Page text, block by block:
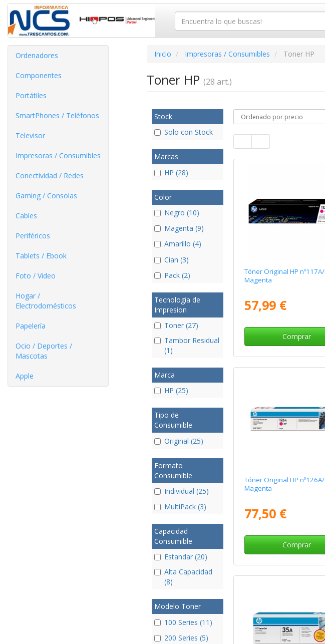
Ordenadores
Componentes
Portátiles
SmartPhones / Teléfonos
Televisor
Impresoras / Consumibles
Conectividad / Redes
Gaming / Consolas
Cables
Periféricos
Tablets / Ebook
Foto / Video
Hogar /
Electrodomésticos
Papelería
Ocio / Deportes /
Mascotas
Apple
Inicio Impresoras / Consumibles Toner HP
Toner HP (28 art.)
Stock
Solo con Stock
Marcas
HP (28)
Color
Negro (10)
Magenta (9)
Amarillo (4)
Cian (3)
Pack (2)
Tecnologia de
Impresion
Toner (27)
Tambor Residual
(1)
Marca
HP (25)
Tipo de
Consumible
Original (25)
Formato
Consumible
Individual (25)
MultiPack (3)
Capacidad
Consumible
Estandar (20)
Alta Capacidad
(8)
Modelo Toner
100 Series (11)
200 Series (5)
Tóner Original HP nº117A/
Magenta
57,99 €
Comprar
Tóner Original HP nº126A/
Magenta
77,50 €
Comprar